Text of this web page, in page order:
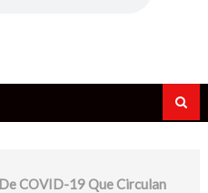
COVID-19 Que Circulan